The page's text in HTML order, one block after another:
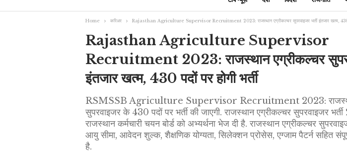
Home करिअर Rajasthan Agriculture Supervisor Recruitment 2023: राजस्थान एग्रीकल्चर सुपरवाइजर भर्ती इंतजार खत्म, 430
Rajasthan Agriculture Supervisor
Recruitment 2023: राजस्थान एग्रीकल्चर
इंतजार खत्म, 430 पदों पर होगी भर्ती
RSMSSB Agriculture Supervisor Recruitment 2023:
सुपरवाइजर के 430 पदों पर भर्ती की जाएगी. राजस्थान एग्रीकल्चर सुपरवाइजर
राजस्थान कर्मचारी चयन बोर्ड को अभ्यर्थना भेज दी है. राजस्थान एग्रीकल्चर
आयु सीमा, आवेदन शुल्क, शैक्षणिक योग्यता, सिलेक्शन प्रोसेस, एग्जाम पैटर्न सहित
है.